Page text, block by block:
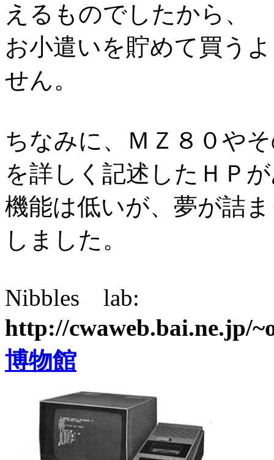
えるものでしたから、
お小遣いを貯めて買う
せん。
ちなみに、ＭＺ８０や
を詳しく記述したＨＰ
機能は低いが、夢が詰
しました。
Nibbles lab:
http://cwaweb.bai.ne.jp/
博物館